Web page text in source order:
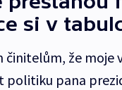
si v
činitelům, že
politiku pana